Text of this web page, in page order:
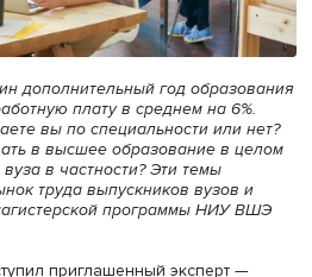
один дополнительный год
плату в среднем на
вы по специальности или
в высшее образование в